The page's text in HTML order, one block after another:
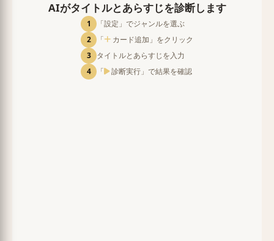
AIがタイトルとあらすじを診断します
1
「設定」でジャンルを選ぶ
2
「
カード追加」をクリック
3
タイトルとあらすじを入力
4
「 診断実行」で結果を確認